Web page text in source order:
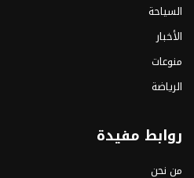
السياحة
الأخبار
منوعات
الرياضة
روابط مفيدة
من نحن